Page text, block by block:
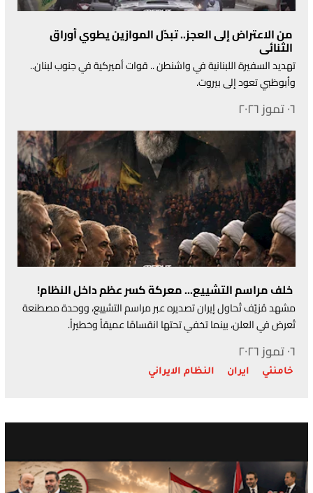
من الاعتراض إلى العجز.. تبدّل الموازين يطوي أوراق
الثنائي
تهديد السفيرة اللبنانية في واشنطن .. قوات أميركية في جنوب لبنان..
وأبوظبي تعود إلى بيروت.
٠٦ تموز ٢٠٢٦
خلف مراسم التشييع... معركة كسر عظم داخل النظام!
مشهد مُزيّف تُحاول إيران تصديره عبر مراسم التشييع، ووحدة مصطنعة
تُعرض في العلن، بينما تخفي تحتها انقسامًا عميقاً وخطيراً.
٠٦ تموز ٢٠٢٦
خامنئي ايران النظام الايراني